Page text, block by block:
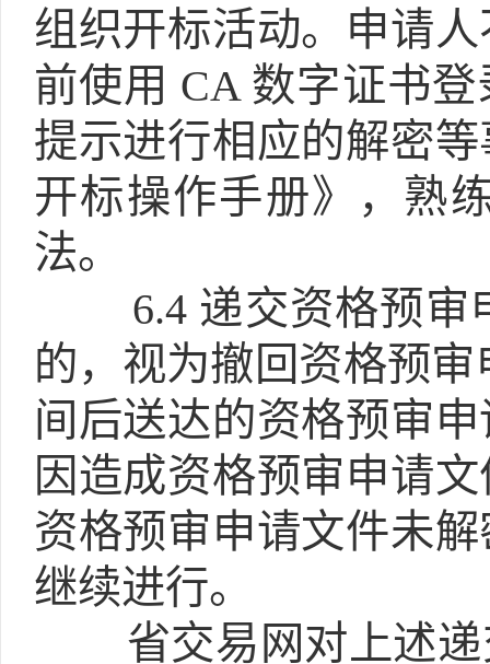
组织开标活动。申请
前使用 CA 数字证书
提示进行相应的解密
开标操作手册》，熟
法。
6.4 递交资格预审
的，视为撤回资格预
间后送达的资格预审
因造成资格预审申请
资格预审申请文件未
继续进行。
省交易网对上述